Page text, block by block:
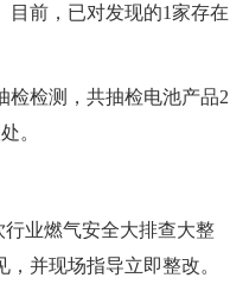
目前，已对发现的1家存在
检检测，共抽检电池产品2
。
行业燃气安全大排查大整
并现场指导立即整改。